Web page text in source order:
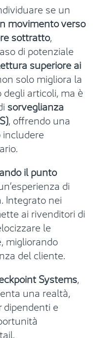
se un
movimento verso
sottratto,
di potenziale
superiore ai
solo migliora la
articoli, ma è
sorveglianza
, offrendo una
il punto
di
Integrato nei
ai rivenditori di
le
migliorando
del cliente.
Systems,
una realtà,
dipendenti e